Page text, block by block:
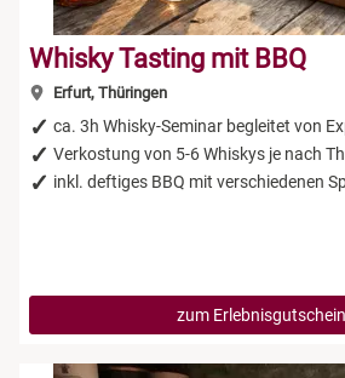
Whisky Tasting mit BBQ
Erfurt, Thüringen
ca. 3h Whisky-Seminar begleitet von
Verkostung von 5-6 Whiskys je nach
inkl. deftiges BBQ mit verschiedenen
zum Erlebnisgutschein